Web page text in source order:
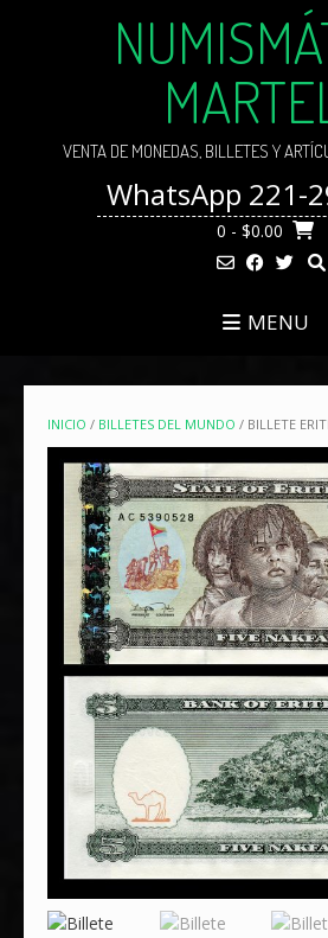
VENTA DE MONEDAS, BILLETES Y
WhatsApp 221-
0 - $0.00
MENU
INICIO / BILLETES DEL MUNDO / BILLETE